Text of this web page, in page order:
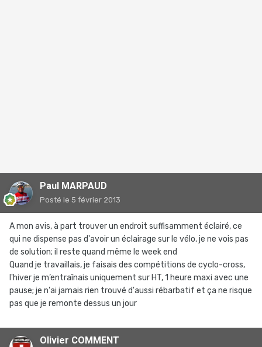
Paul MARPAUD
Posté le 5 février 2013
A mon avis, à part trouver un endroit suffisamment éclairé, ce
qui ne dispense pas d'avoir un éclairage sur le vélo, je ne vois pas
de solution; il reste quand même le week end
Quand je travaillais, je faisais des compétitions de cyclo-cross,
l'hiver je m’entraînais uniquement sur HT, 1 heure maxi avec une
pause; je n'ai jamais rien trouvé d'aussi rébarbatif et ça ne risque
pas que je remonte dessus un jour
Olivier COMMENT